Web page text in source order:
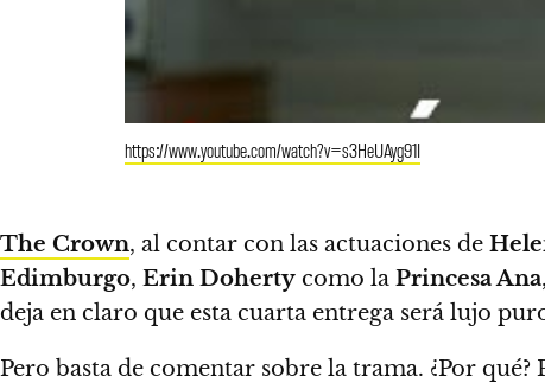
https://www.youtube.com/watch?v=s3HeUAyg91I
The Crown, al contar con las actuaciones de
Edimburgo, Erin Doherty como la Princesa Ana,
deja en claro que esta cuarta entrega será lujo
Pero basta de comentar sobre la trama. ¿Por